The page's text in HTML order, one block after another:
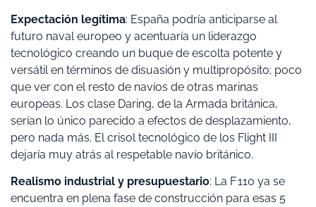
Expectación legítima: España podría anticiparse al
futuro naval europeo y acentuaría un liderazgo
tecnológico creando un buque de escolta potente y
versátil en términos de disuasión y multipropósito; poco
que ver con el resto de navíos de otras marinas
europeas. Los clase Daring, de la Armada británica,
serían lo único parecido a efectos de desplazamiento,
pero nada más. El crisol tecnológico de los Flight III
dejaría muy atrás al respetable navío británico.
Realismo industrial y presupuestario: La F 110 ya se
encuentra en plena fase de construcción para esas 5